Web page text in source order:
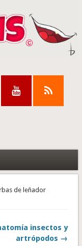
de leñador
insectos y
artrópodos →